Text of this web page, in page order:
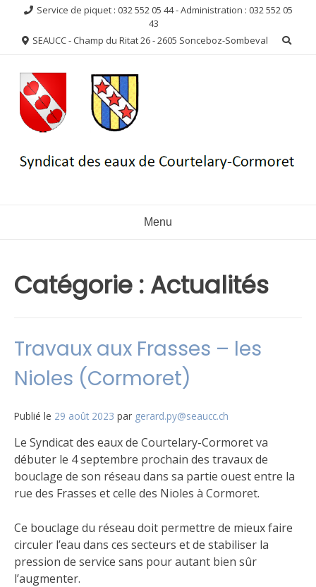
contenu
Service de piquet : 032 552 05 44 - Administration : 032 552 05
43
SEAUCC - Champ du Ritat 26 - 2605 Sonceboz-Sombeval
Menu
Catégorie : Actualités
Travaux aux Frasses – les
Nioles (Cormoret)
Publié le 29 août 2023 par gerard.py@seaucc.ch
Le Syndicat des eaux de Courtelary-Cormoret va
débuter le 4 septembre prochain des travaux de
bouclage de son réseau dans sa partie ouest entre la
rue des Frasses et celle des Nioles à Cormoret.
Ce bouclage du réseau doit permettre de mieux faire
circuler l’eau dans ces secteurs et de stabiliser la
pression de service sans pour autant bien sûr
l’augmenter.